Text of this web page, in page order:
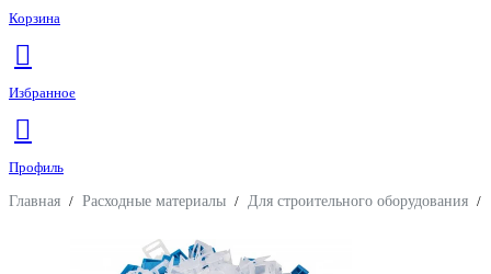
Корзина
Избранное
Профиль
Главная / Расходные материалы / Для строительного оборудования /